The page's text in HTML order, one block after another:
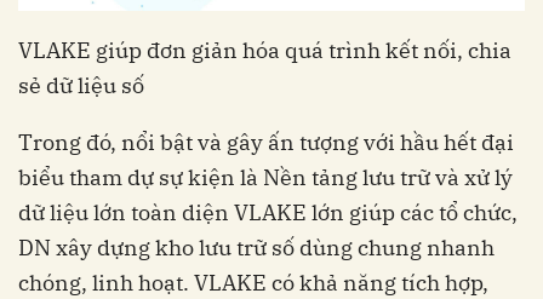
VLAKE giúp đơn giản hóa quá trình kết nối, chia
sẻ dữ liệu số
Trong đó, nổi bật và gây ấn tượng với hầu hết đại
biểu tham dự sự kiện là Nền tảng lưu trữ và xử lý
dữ liệu lớn toàn diện VLAKE lớn giúp các tổ chức,
DN xây dựng kho lưu trữ số dùng chung nhanh
chóng, linh hoạt. VLAKE có khả năng tích hợp,